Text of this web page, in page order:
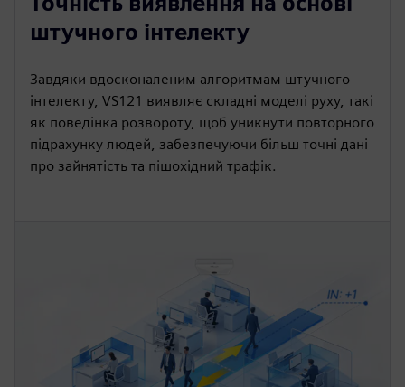
штучного інтелекту
Завдяки вдосконаленим алгоритмам штучного
інтелекту, VS121 виявляє складні моделі руху, такі
як поведінка розвороту, щоб уникнути повторного
підрахунку людей, забезпечуючи більш точні дані
про зайнятість та пішохідний трафік.